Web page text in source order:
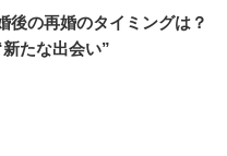
後の再婚のタイミングは？
たな出会い”